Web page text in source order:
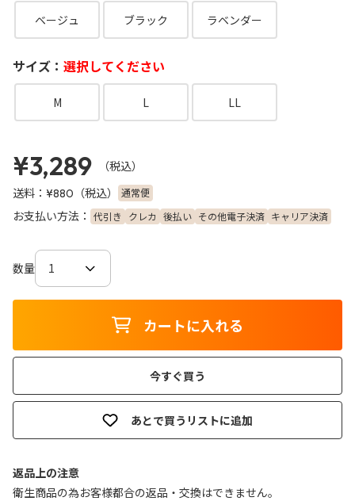
ベージュ ブラック ラベンダー
サイズ： 選択してください
M L LL
¥3,289
（税込）
送料： ¥880 （税込） 通常便
お支払い方法： 代引き クレカ 後払い その他電子決済 キャリア決済
数量
カートに入れる
今すぐ買う
あとで買うリストに追加
返品上の注意
衛生商品の為お客様都合の返品・交換はできません｡